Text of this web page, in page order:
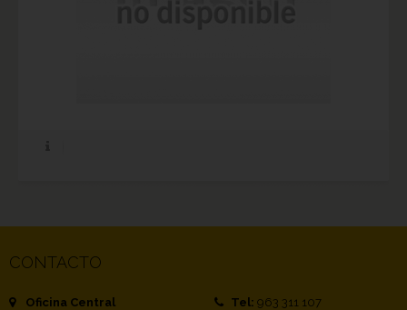
CONTACTO
Oficina Central
Tel: 963 311 107